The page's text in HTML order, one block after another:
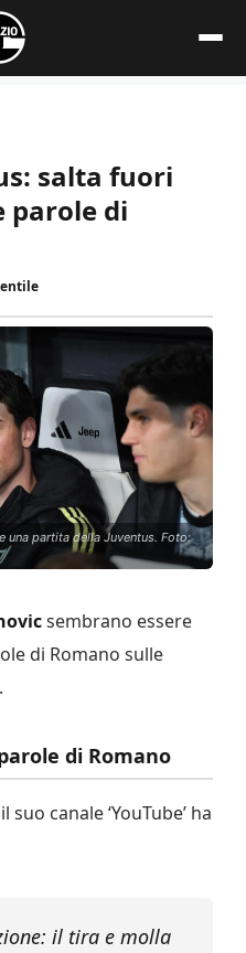
salta fuori
parole di
una partita della Juventus. Foto:
sembrano essere
di Romano sulle
di Romano
canale ‘YouTube’ ha
il tira e molla